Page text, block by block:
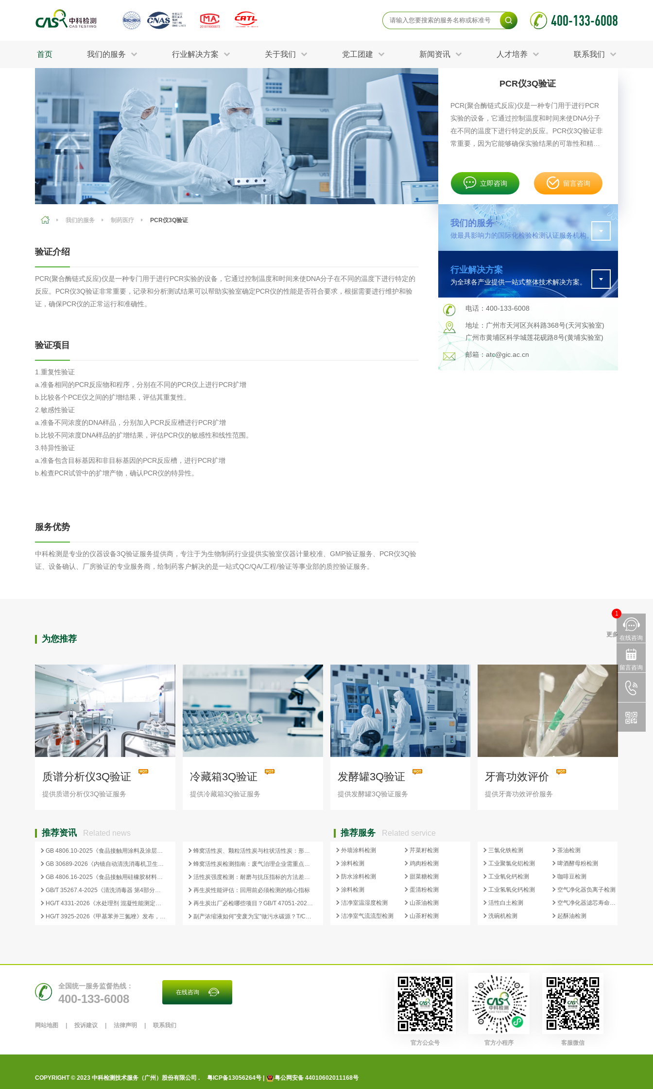
400-133-6008
首页 我们的服务 行业解决方案 关于我们 党工团建 新闻资讯 人才培养 联系我们
工业材料
石油化工
轻工产品
制药医疗
农副产品
专项服务
新能源
三废监测 电磁辐射检测 声环境与振动检测
废气检测 土壤检测 更多
评估调查
耕地质量评价 矿山资源调查 危险废物鉴别 危废鉴定
更多
清洁生产审核 环境风险评价 矿山场地调查 更多
摄影测量与遥感 更多
环保工程
在线咨询 在线咨询
行业解决方案
INDUSTRY SOLUTIONS
为全球各产业提供一站式
整体技术解决方案。
产品质量鉴定
固废危废鉴定
土壤场地调查
生态环境检测
消毒检测备案
病毒杀灭试验
防护产品检测
成分分析化验
有毒有害检测
运动场地检测
涉水产品检测
食品接触材料检测
可靠性测试
化妆品检测
水资源检测
毒理检测
光伏检测
PCR仪3Q验证
PCR(聚合酶链式反应)仪是一种专门用于进行PCR
实验的设备，它通过控制温度和时间来使DNA分子
在不同的温度下进行特定的反应。PCR仪3Q验证非
常重要，因为它能够确保实验结果的可靠性和精确
立即咨询 留言咨询
我们的服务 制药医疗 PCR仪3Q验证
验证介绍
PCR(聚合酶链式反应)仪是一种专门用于进行PCR实验的设备，它通过控制温度和时间来使DNA分子在不同的温度下进行特定的
反应。PCR仪3Q验证非常重要，记录和分析测试结果可以帮助实验室确定PCR仪的性能是否符合要求，根据需要进行维护和验
证，确保PCR仪的正常运行和准确性。
验证项目
1.重复性验证
a.准备相同的PCR反应物和程序，分别在不同的PCR仪上进行PCR扩增
b.比较各个PCE仪之间的扩增结果，评估其重复性。
2.敏感性验证
a.准备不同浓度的DNA样品，分别加入PCR反应槽进行PCR扩增
b.比较不同浓度DNA样品的扩增结果，评估PCR仪的敏感性和线性范围。
3.特异性验证
a.准备包含目标基因和非目标基因的PCR反应槽，进行PCR扩增
b.检查PCR试管中的扩增产物，确认PCR仪的特异性。
服务优势
中科检测是专业的仪器设备3Q验证服务提供商，专注于为生物制药行业提供实验室仪器计量校准、GMP验证服务、PCR仪3Q验
证、设备确认、厂房验证的专业服务商，给制药客户解决的是一站式QC/QA/工程/验证等事业部的质控验证服务。
我们的服务
做最具影响力的国际化检验检测认证服务机构。
行业解决方案
为全球各产业提供一站式整体技术解决方案。
电话：400-133-6008
地址：广州市天河区兴科路368号(天河实验室)
广州市黄埔区科学城莲花砚路8号(黄埔实验室)
邮箱：atc@gic.ac.cn
为您推荐 更多
质谱分析仪3Q验证
提供质谱分析仪3Q验证服务
冷藏箱3Q验证
提供冷藏箱3Q验证服务
发酵罐3Q验证
提供发酵罐3Q验证服务
牙膏功效评价
提供牙膏功效评价服务
推荐资讯 Related news 推荐服务 Related service
GB 4806.10-2025《食品接触用涂料及涂层》标准核心变化解析
GB 30689-2026《内镜自动清洗消毒机卫生要求》解读与检测合规要点
GB 4806.16-2025《食品接触用硅橡胶材料及制品》标准解析
GB/T 35267.4-2025《清洗消毒器 第4部分：内镜清洗消毒器》标准解读与检测项目清单
HG/T 4331-2026《水处理剂 混凝性能测定方法》发布，2026 年 12 月 1 日起实施
HG/T 3925-2026《甲基苯并三氮唑》发布，2026 年 12 月 1 日起实施
蜂窝活性炭、颗粒活性炭与柱状活性炭：形态差异与检测重点对照
蜂窝活性炭检测指南：废气治理企业需重点关注的5项核心指标
活性炭强度检测：耐磨与抗压指标的方法差异及验收意义
再生炭性能评估：回用前必须检测的核心指标
再生炭出厂必检哪些项目？GB/T 47051-2026 再生活性炭检测清单这样列
副产浓缩液如何"变废为宝"做污水碳源？T/CCEIA 0006-2026 核心解读
外墙涂料检测
涂料检测
防水涂料检测
涂料检测
洁净室温湿度检测
洁净室气流流型检测
芹菜籽检测
鸡肉粉检测
甜菜糖检测
蛋清粉检测
山茶油检测
山茶籽检测
三氯化铁检测
工业聚氯化铝检测
工业氧化钙检测
工业氢氧化钙检测
活性白土检测
洗碗机检测
茶油检测
啤酒酵母粉检测
咖啡豆检测
空气净化器负离子检测
空气净化器滤芯寿命检测
起酥油检测
全国统一服务监督热线：
400-133-6008 在线咨询
网站地图 投诉建议 法律声明 联系我们
官方公众号 官方小程序 客服微信
COPYRIGHT © 2023 中科检测技术服务（广州）股份有限公司 . 粤ICP备13056264号 粤公网安备 44010602011168号
在线咨询
1
留言咨询